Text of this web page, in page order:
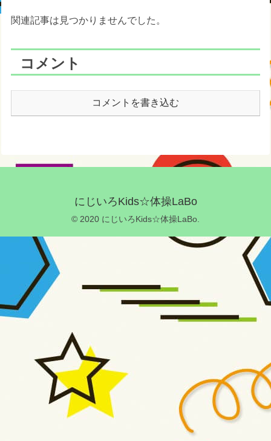
関連記事は見つかりませんでした。
コメント
コメントを書き込む
にじいろKids☆体操LaBo
© 2020 にじいろKids☆体操LaBo.